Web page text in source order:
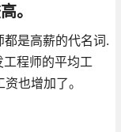
。
是高薪的代名词.
程师的平均工
也增加了。